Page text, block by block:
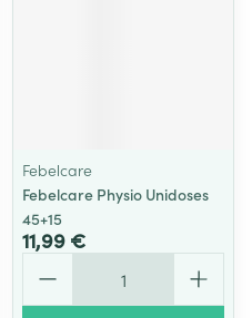
Febelcare
Febelcare Physio Unidoses
45+15
11,99 €